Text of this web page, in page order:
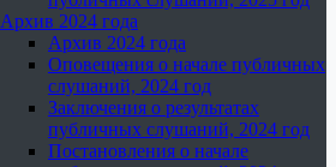
Архив 2024 года
Архив 2024 года
Оповещения о начале публичных
слушаний, 2024 год
Заключения о результатах
публичных слушаний, 2024 год
Постановления о начале